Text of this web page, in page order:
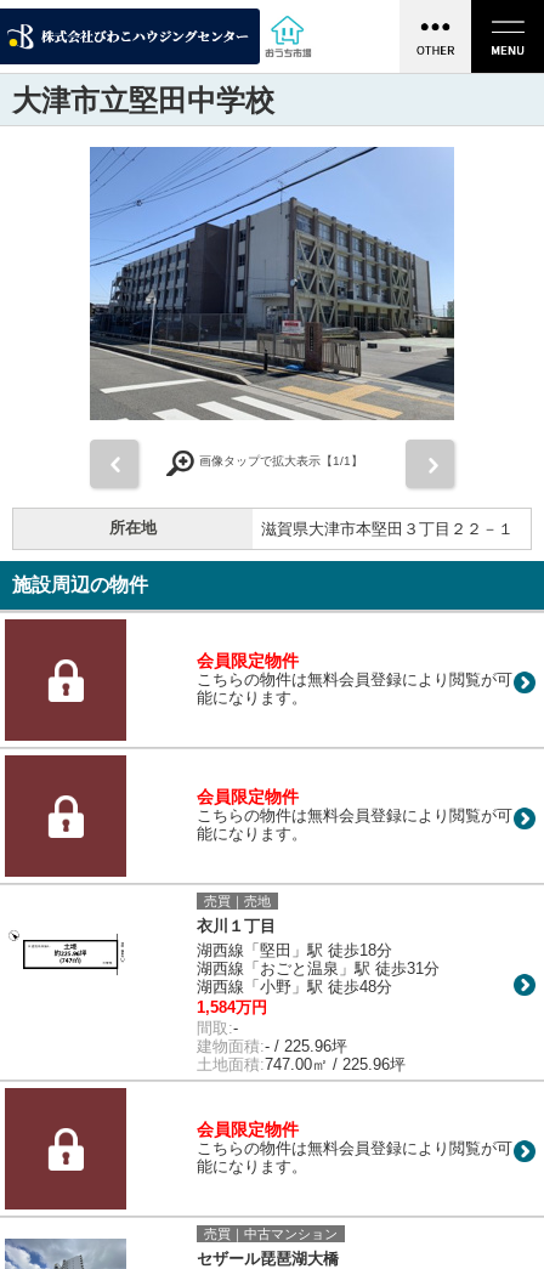
大津市立堅田中学校
画像タップで拡大表示【1/1】
所在地 滋賀県大津市本堅田３丁目２２－１
施設周辺の物件
会員限定物件
こちらの物件は無料会員登録により閲覧が可
能になります。
会員限定物件
こちらの物件は無料会員登録により閲覧が可
能になります。
売買｜売地
衣川１丁目
湖西線「堅田」駅 徒歩18分
湖西線「おごと温泉」駅 徒歩31分
湖西線「小野」駅 徒歩48分
1,584万円
間取:-
建物面積:- / 225.96坪
土地面積:747.00㎡ / 225.96坪
会員限定物件
こちらの物件は無料会員登録により閲覧が可
能になります。
売買｜中古マンション
セザール琵琶湖大橋